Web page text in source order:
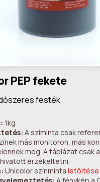
PEP fekete
festék
1kg
A szíminta csak
más monitoron, más
meg. A táblázat csak
érzékeltetni.
Unicolor színminta letöltése
A fénykép a